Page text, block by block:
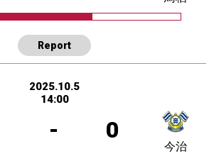
Report
2025.10.5
14:00
- 0
今治